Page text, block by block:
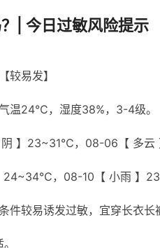
| 今日过敏风险提示
较易发】
温24℃，湿度38%，3-4级。
阴 】23~31℃，08-06【 多
，08-10【 小雨 】
件较易诱发过敏，宜穿长衣